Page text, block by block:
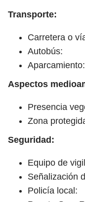
Transporte:
Carretera o
Autobús:
Aspectos
Presencia
Zona
Seguridad:
Equipo de
Señalización
Policía local: